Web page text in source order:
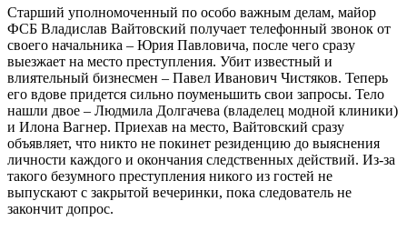
Старший уполномоченный по особо важным делам, майор
ФСБ Владислав Вайтовский получает телефонный звонок от
своего начальника – Юрия Павловича, после чего сразу
выезжает на место преступления. Убит известный и
влиятельный бизнесмен – Павел Иванович Чистяков. Теперь
его вдове придется сильно поуменьшить свои запросы. Тело
нашли двое – Людмила Долгачева (владелец модной клиники)
и Илона Вагнер. Приехав на место, Вайтовский сразу
объявляет, что никто не покинет резиденцию до выяснения
личности каждого и окончания следственных действий. Из-за
такого безумного преступления никого из гостей не
выпускают с закрытой вечеринки, пока следователь не
закончит допрос.